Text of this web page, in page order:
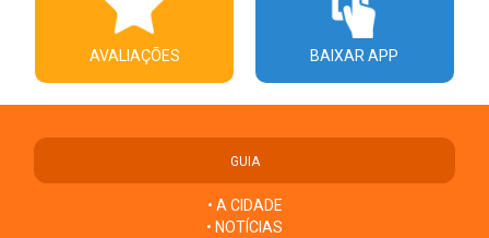
AVALIAÇÕES BAIXAR APP
GUIA
• A CIDADE
• NOTÍCIAS